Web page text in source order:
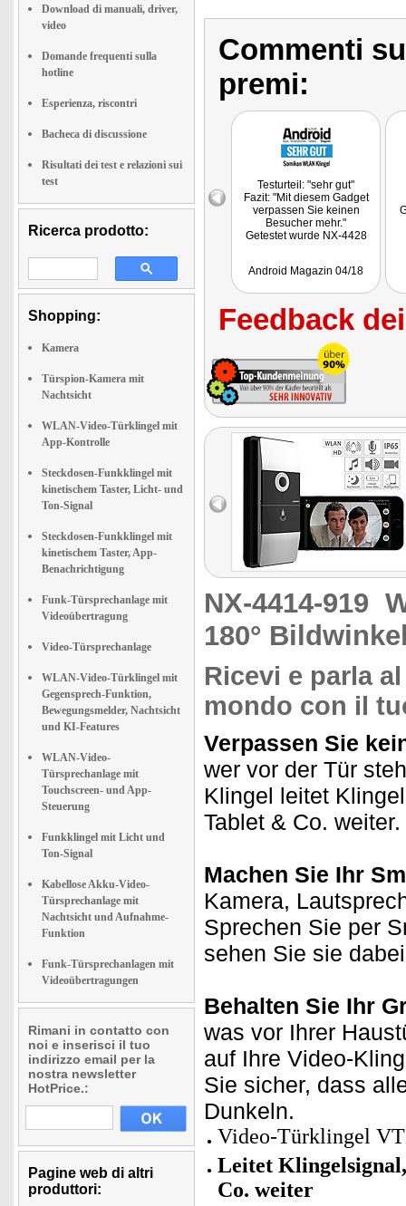
Download di manuali, driver,
video
Domande frequenti sulla
hotline
Esperienza, riscontri
Bacheca di discussione
Risultati dei test e relazioni sui
test
Ricerca prodotto:
Shopping:
Kamera
Türspion-Kamera mit
Nachtsicht
WLAN-Video-Türklingel mit
App-Kontrolle
Steckdosen-Funkklingel mit
kinetischem Taster, Licht- und
Ton-Signal
Steckdosen-Funkklingel mit
kinetischem Taster, App-
Benachrichtigung
Funk-Türsprechanlage mit
Videoübertragung
Video-Türsprechanlage
WLAN-Video-Türklingel mit
Gegensprech-Funktion,
Bewegungsmelder, Nachtsicht
und KI-Features
WLAN-Video-
Türsprechanlage mit
Touchscreen- und App-
Steuerung
Funkklingel mit Licht und
Ton-Signal
Kabellose Akku-Video-
Türsprechanlage mit
Nachtsicht und Aufnahme-
Funktion
Funk-Türsprechanlagen mit
Videoübertragungen
Rimani in contatto con
noi e inserisci il tuo
indirizzo email per la
nostra newsletter
HotPrice.:
Pagine web di altri
produttori:
Commenti
premi:
Testurteil: "sehr gut"
Fazit: "Mit diesem Gadget
verpassen Sie keinen
Besucher mehr."
Getestet wurde NX-4428
Android Magazin 04/18
Feedback
NX-4414-919
180°
Ricevi e parla
mondo con il
Verpassen Sie
wer vor der Tür
Klingel leitet
Tablet & Co. weiter.
Machen Sie Ihr
Kamera,
Sprechen Sie per
sehen Sie sie
Behalten Sie Ihr
was vor Ihrer
auf Ihre Video-
Sie sicher, dass
Dunkeln.
Video-Türklingel
Leitet
Co. weiter